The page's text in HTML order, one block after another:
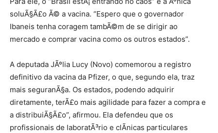
soluÃ§Ã£o Ã© a vacina. “Espero que o governador
Ibaneis tenha coragem tambÃ©m de se dirigir ao
mercado e comprar vacina como os outros estados”.
A deputada JÃºlia Lucy (Novo) comemorou a registro
definitivo da vacina da Pfizer, o que, segundo ela, traz
mais seguranÃ§a. Os estados, podendo adquirir
diretamente, terÃ£o mais agilidade para fazer a compra e
a distribuiÃ§Ã£o”, afirmou. Ela defendeu que os
profissionais de laboratÃ³rio e clÃ­nicas particulares